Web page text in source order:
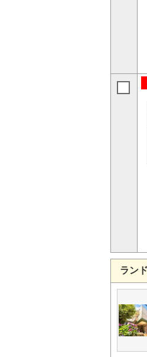
ラン